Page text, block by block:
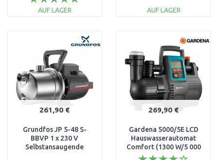
93013252
AUF LAGER
Vergleichen
AUF LAGER
Vergleichen
261,90 €
Grundfos JP 5-48 S-
BBVP 1 x 230 V
Selbstansaugende
269,90 €
Gardena 5000/5E LCD
Hauswasserautomat
Comfort (1300 W/5 000
l/h) 1759-20